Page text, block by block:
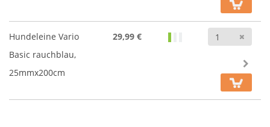
Hundeleine Vario
Basic rauchblau,
25mmx200cm
29,99 €